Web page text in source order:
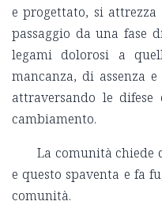
e progettato, si
passaggio da una fase
legami dolorosi a
mancanza, di assenza
attraversando le
cambiamento.
La comunità chiede
e questo spaventa e fa
comunità.